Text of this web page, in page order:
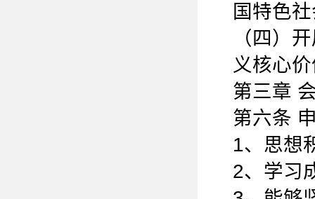
国特色
（四）
义核心
第三章
第六条
1、思想
2、学习